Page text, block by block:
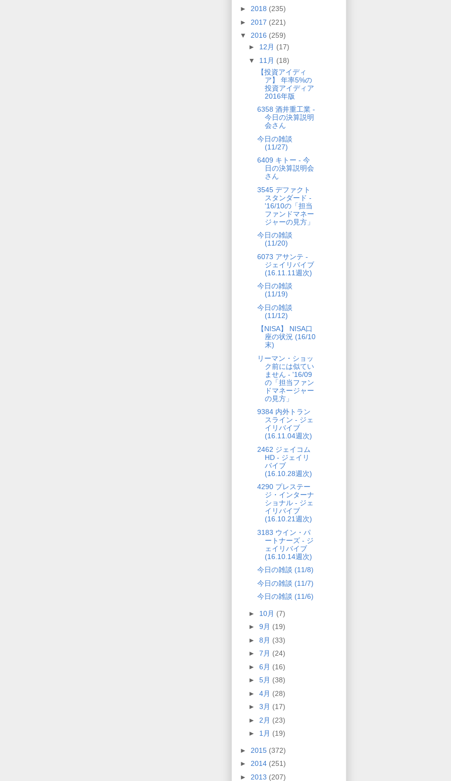
► 2018 (235)
► 2017 (221)
▼ 2016 (259)
► 12月 (17)
▼ 11月 (18)
【投資アイディ
ア】 年率5%の
投資アイディア
2016年版
6358 酒井重工業 -
今日の決算説明
会さん
今日の雑談
(11/27)
6409 キトー - 今
日の決算説明会
さん
3545 デファクト
スタンダード -
'16/10の「担当
ファンドマネー
ジャーの見方」
今日の雑談
(11/20)
6073 アサンテ -
ジェイリバイブ
(16.11.11週次)
今日の雑談
(11/19)
今日の雑談
(11/12)
【NISA】 NISA口
座の状況 (16/10
末)
リーマン・ショッ
ク前には似てい
ません - '16/09
の「担当ファン
ドマネージャー
の見方」
9384 内外トラン
スライン - ジェ
イリバイブ
(16.11.04週次)
2462 ジェイコム
HD - ジェイリ
バイブ
(16.10.28週次)
4290 プレステー
ジ・インターナ
ショナル - ジェ
イリバイブ
(16.10.21週次)
3183 ウイン・パ
ートナーズ - ジ
ェイリバイブ
(16.10.14週次)
今日の雑談 (11/8)
今日の雑談 (11/7)
今日の雑談 (11/6)
► 10月 (7)
► 9月 (19)
► 8月 (33)
► 7月 (24)
► 6月 (16)
► 5月 (38)
► 4月 (28)
► 3月 (17)
► 2月 (23)
► 1月 (19)
► 2015 (372)
► 2014 (251)
► 2013 (207)